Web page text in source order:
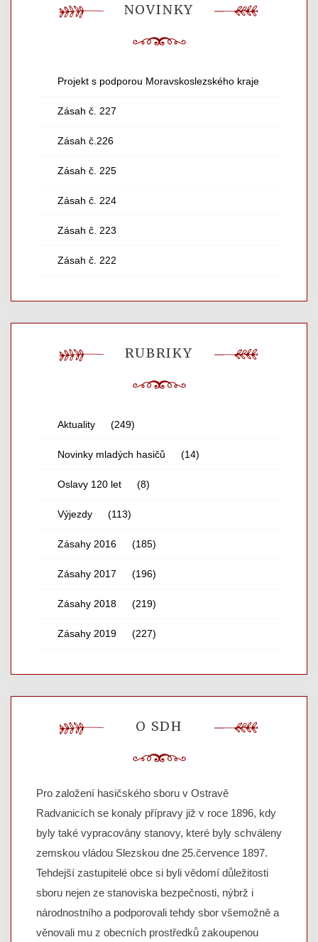
NOVINKY
Projekt s podporou Moravskoslezského kraje
Zásah č. 227
Zásah č.226
Zásah č. 225
Zásah č. 224
Zásah č. 223
Zásah č. 222
RUBRIKY
Aktuality (249)
Novinky mladých hasičů (14)
Oslavy 120 let (8)
Výjezdy (113)
Zásahy 2016 (185)
Zásahy 2017 (196)
Zásahy 2018 (219)
Zásahy 2019 (227)
O SDH
Pro založení hasičského sboru v Ostravě
Radvanicích se konaly přípravy již v roce 1896, kdy
byly také vypracovány stanovy, které byly schváleny
zemskou vládou Slezskou dne 25.července 1897.
Tehdejší zastupitelé obce si byli vědomí důležitosti
sboru nejen ze stanoviska bezpečnosti, nýbrž i
národnostního a podporovali tehdy sbor všemožně a
věnovali mu z obecních prostředků zakoupenou